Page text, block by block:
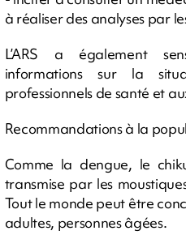
à réaliser des analyses par
L’ARS a également
informations sur la
professionnels de santé et
Recommandations à la
Comme la dengue, le
transmise par les
Tout le monde peut être
adultes, personnes âgées.